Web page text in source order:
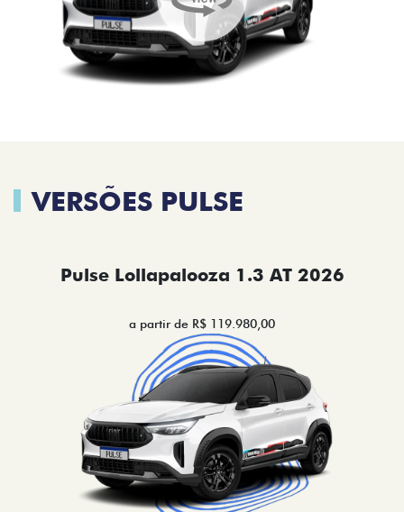
VERSÕES PULSE
Pulse Lollapalooza 1.3 AT 2026
a partir de R$ 119.980,00